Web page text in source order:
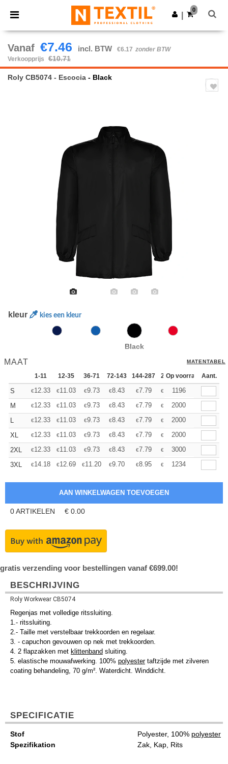
× Ntextil-app
Betere prijzen in de app!
Download app
0
Vanaf €7.46 incl. BTW €6.17 zonder BTW
Verkoopprijs
€10.71
Roly CB5074 - Escocia - Black
kleur kies een kleur
Black
MAAT MATENTABEL
1-11 12-35 36-71 72-143 144-287 288 + Meer
Op voorraadAant.
S €12.33 €11.03 €9.73 €8.43 €7.79 € 7.461196
M
€12.33 €11.03 €9.73 €8.43 €7.79 € 7.462000
L
€12.33 €11.03 €9.73 €8.43 €7.79 € 7.462000
XL
€12.33 €11.03 €9.73 €8.43 €7.79 € 7.462000
2XL
€12.33 €11.03 €9.73 €8.43 €7.79 € 7.463000
3XL
€14.18 €12.69 €11.20 €9.70 €8.95 € 8.591234
0ARTIKELEN € 0.00
gratis verzending voor bestellingen vanaf €699.00!
BESCHRIJVING
Roly Workwear CB5074
Regenjas met volledige ritssluiting.
1.- ritssluiting.
2.- Taille met verstelbaar trekkoorden en regelaar.
3. - capuchon gevouwen op nek met trekkoorden.
4. 2 flapzakken met klittenband sluiting.
5. elastische mouwafwerking. 100% polyestertaftzijde met zilveren
coating behandeling, 70 g/m². Waterdicht. Winddicht.
SPECIFICATIE
Stof Polyester, 100% polyester
Spezifikation
Zak, Kap, Rits